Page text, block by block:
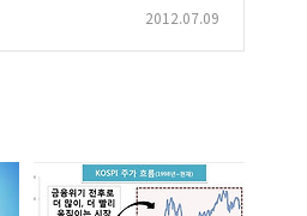
2012.07.09